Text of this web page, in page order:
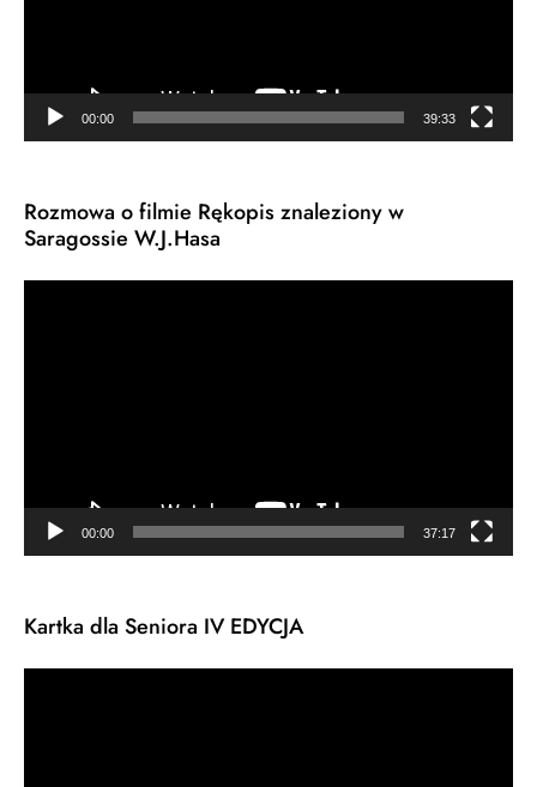
00:00 39:33
Rozmowa o filmie Rękopis znaleziony w
Saragossie W.J.Hasa
00:00 37:17
Kartka dla Seniora IV EDYCJA